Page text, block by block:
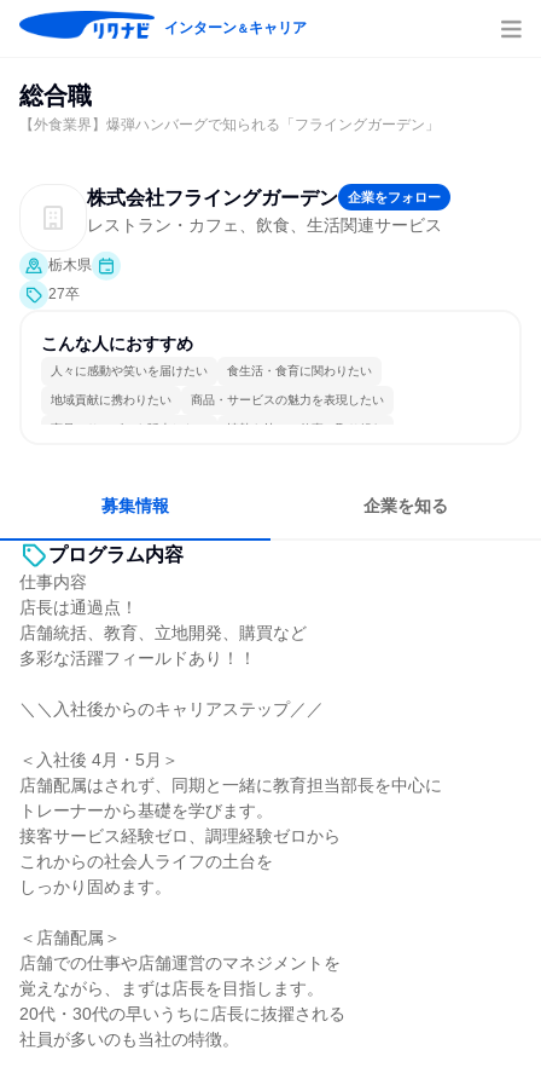
インターン＆キャリア
総合職
【外食業界】爆弾ハンバーグで知られる「フライングガーデン」
株式会社フライングガーデン 企業をフォロー
レストラン・カフェ、飲食、生活関連サービス
栃木県
27卒
こんな人におすすめ
人々に感動や笑いを届けたい 食生活・食育に関わりたい
地域貢献に携わりたい 商品・サービスの魅力を表現したい
商品・サービスを販売したい 情熱を持って仕事に取り組む
募集情報 企業を知る
プログラム内容
仕事内容
店長は通過点！
店舗統括、教育、立地開発、購買など
多彩な活躍フィールドあり！！
＼＼入社後からのキャリアステップ／／
＜入社後 4月・5月＞
店舗配属はされず、同期と一緒に教育担当部長を中心に
トレーナーから基礎を学びます。
接客サービス経験ゼロ、調理経験ゼロから
これからの社会人ライフの土台を
しっかり固めます。
＜店舗配属＞
店舗での仕事や店舗運営のマネジメントを
覚えながら、まずは店長を目指します。
20代・30代の早いうちに店長に抜擢される
社員が多いのも当社の特徴。